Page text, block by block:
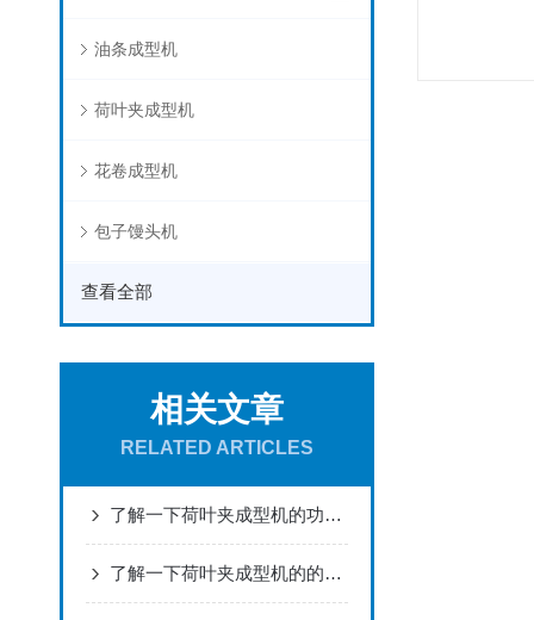
油条成型机
荷叶夹成型机
花卷成型机
包子馒头机
查看全部
相关文章
RELATED ARTICLES
了解一下荷叶夹成型机的功能有哪些吧
了解一下荷叶夹成型机的的特征及操作方法吧